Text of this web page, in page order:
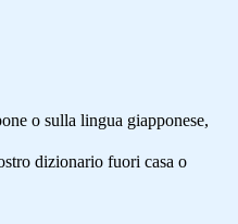
o sulla lingua giapponese,
dizionario fuori casa o